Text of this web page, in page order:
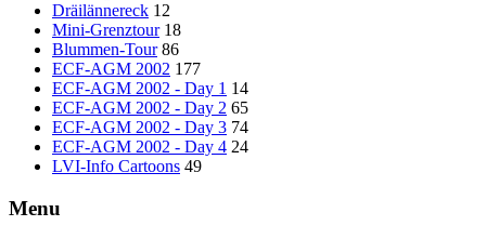
Dräilännereck 12
Mini-Grenztour 18
Blummen-Tour 86
ECF-AGM 2002 177
ECF-AGM 2002 - Day 1 14
ECF-AGM 2002 - Day 2 65
ECF-AGM 2002 - Day 3 74
ECF-AGM 2002 - Day 4 24
LVI-Info Cartoons 49
Menu